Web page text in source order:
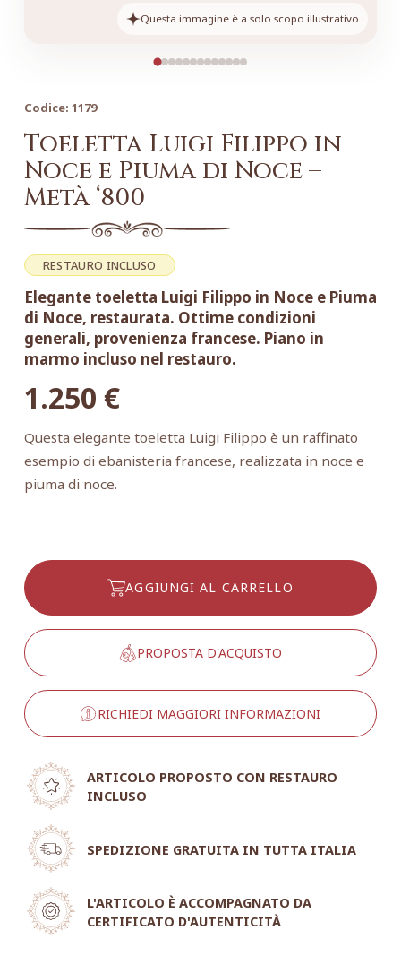
Questa immagine è a solo scopo illustrativo
Codice: 1179
Toeletta Luigi Filippo in
Noce e Piuma di Noce –
Metà ‘800
RESTAURO INCLUSO
Elegante toeletta Luigi Filippo in Noce e Piuma
di Noce, restaurata. Ottime condizioni
generali, provenienza francese. Piano in
marmo incluso nel restauro.
1.250 €
Questa elegante toeletta Luigi Filippo è un raffinato
esempio di ebanisteria francese, realizzata in noce e
piuma di noce.
AGGIUNGI AL CARRELLO
PROPOSTA D'ACQUISTO
RICHIEDI MAGGIORI INFORMAZIONI
ARTICOLO PROPOSTO CON RESTAURO
INCLUSO
SPEDIZIONE GRATUITA IN TUTTA ITALIA
L'ARTICOLO È ACCOMPAGNATO DA
CERTIFICATO D'AUTENTICITÀ